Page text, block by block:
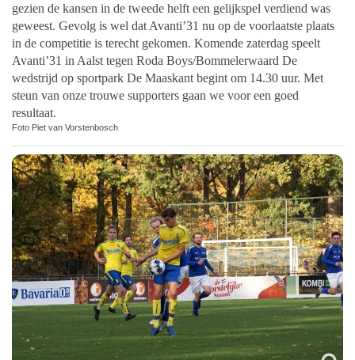
gezien de kansen in de tweede helft een gelijkspel verdiend was
geweest. Gevolg is wel dat Avanti’31 nu op de voorlaatste plaats
in de competitie is terecht gekomen. Komende zaterdag speelt
Avanti’31 in Aalst tegen Roda Boys/Bommelerwaard De
wedstrijd op sportpark De Maaskant begint om 14.30 uur. Met
steun van onze trouwe supporters gaan we voor een goed
resultaat.
Foto Piet van Vorstenbosch